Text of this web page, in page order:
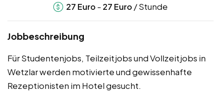
27 Euro - 27 Euro / Stunde
Jobbeschreibung
Für Studentenjobs, Teilzeitjobs und Vollzeitjobs in
Wetzlar werden motivierte und gewissenhafte
Rezeptionisten im Hotel gesucht.